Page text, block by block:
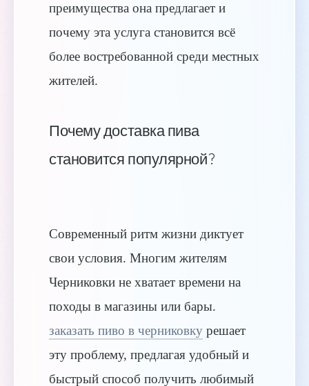
преимущества она предлагает и
почему эта услуга становится всё
более востребованной среди местных
жителей.
Почему доставка пива
становится популярной?
Современный ритм жизни диктует
свои условия. Многим жителям
Черниковки не хватает времени на
походы в магазины или бары.
заказать пиво в черниковку решает
эту проблему, предлагая удобный и
быстрый способ получить любимый